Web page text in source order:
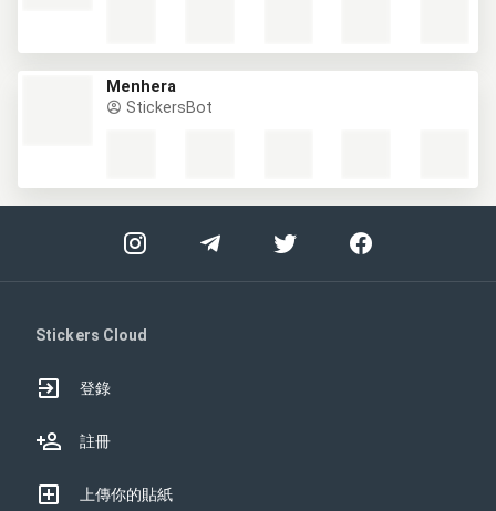
Menhera
StickersBot
Stickers Cloud
登錄
註冊
上傳你的貼紙